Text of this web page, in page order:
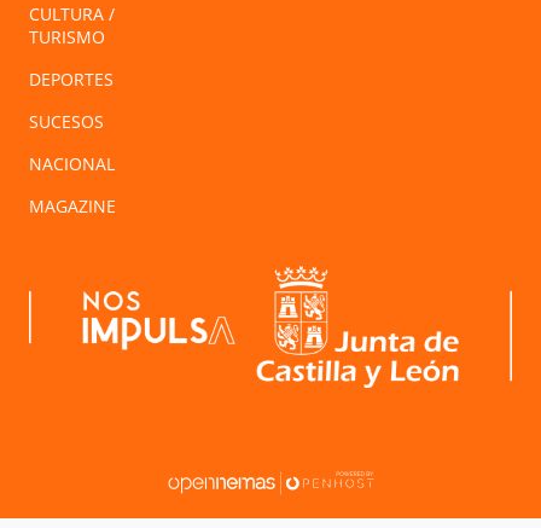
CULTURA /
TURISMO
DEPORTES
SUCESOS
NACIONAL
MAGAZINE